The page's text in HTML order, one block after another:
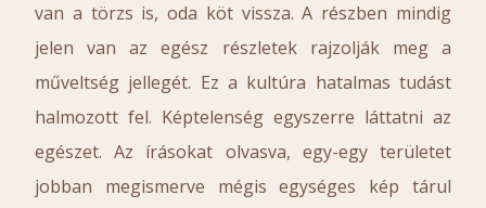
van a törzs is, oda köt vissza. A részben mindig
jelen van az egész részletek rajzolják meg a
műveltség jellegét. Ez a kultúra hatalmas tudást
halmozott fel. Képtelenség egyszerre láttatni az
egészet. Az írásokat olvasva, egy-egy területet
jobban megismerve mégis egységes kép tárul